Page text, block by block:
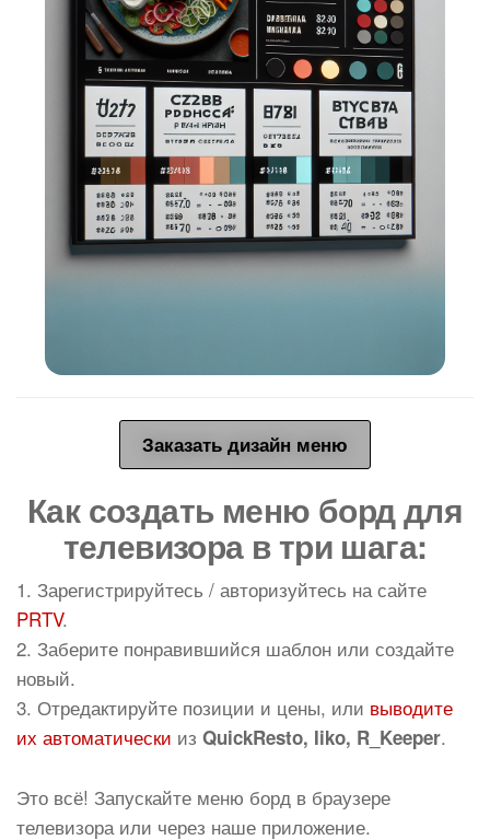
Заказать дизайн меню
Как создать меню борд для
телевизора в три шага:
1. Зарегистрируйтесь / авторизуйтесь на сайте
PRTV.
2. Заберите понравившийся шаблон или создайте
новый.
3. Отредактируйте позиции и цены, или выводите
их автоматически из QuickResto, Iiko, R_Keeper.
Это всё! Запускайте меню борд в браузере
телевизора или через наше приложение.